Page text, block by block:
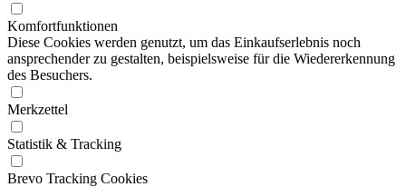
Komfortfunktionen
Diese Cookies werden genutzt, um das Einkaufserlebnis noch
ansprechender zu gestalten, beispielsweise für die Wiedererkennung
des Besuchers.
Merkzettel
Statistik & Tracking
Brevo Tracking Cookies